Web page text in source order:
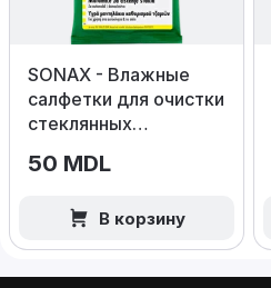
SONAX - Влажные
салфетки для очистки
стеклянных
50 MDL
В корзину